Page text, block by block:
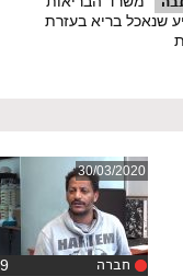
שנאכל בריא בעזרת
30/03/2020
חברה